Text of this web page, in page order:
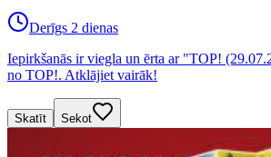
Derīgs 2 dienas
Iepirkšanās ir viegla un ērta ar "TOP!
no TOP!. Atklājiet vairāk!
Skatīt Sekot